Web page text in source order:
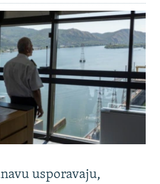
usporavaju,